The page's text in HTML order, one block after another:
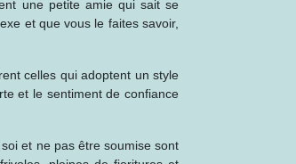
une petite amie qui sait se
et que vous le faites savoir,
celles qui adoptent un style
et le sentiment de confiance
et ne pas être soumise sont